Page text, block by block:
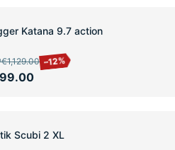
Katana 9.7 action
€1,129.00 –12%
Scubi 2 XL